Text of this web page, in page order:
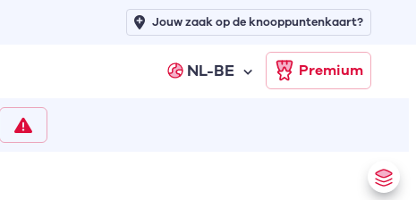
NL-BE Premium
Jouw zaak op de knooppuntenkaart?